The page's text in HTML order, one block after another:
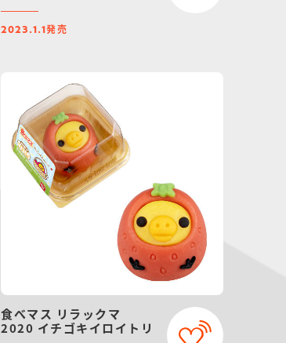
2023.1.1発売
食べマス リラックマ
2020 イチゴキイロイトリ